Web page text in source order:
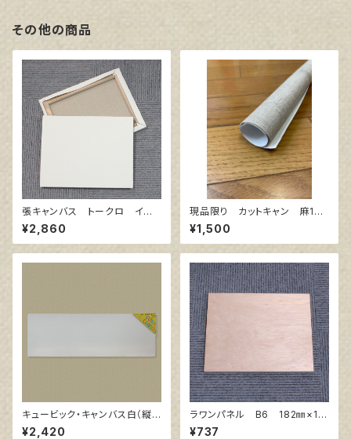
その他の商品
張キャンバス トークロ イエ
ロー 10号
¥2,860
現品限り カットキャン 麻10
0％ F4 (5枚組)
¥1,500
キュービック・キャンバス白（縦3
00㎜×横900㎜×厚38㎜）
¥2,420
ラワンパネル B6 182㎜×12
8㎜
¥737